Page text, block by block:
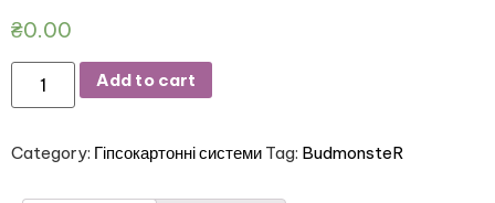
₴0.00
Add to cart
Category: Гіпсокартонні системи Tag: BudmonsteR